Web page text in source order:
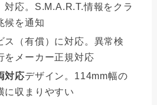
対応。S.M.A.R.T.情報をクラ
候を通知
ス（有償）に対応。異常検
をメーカー正規対応
対応デザイン。114mm幅の
に収まりやすい